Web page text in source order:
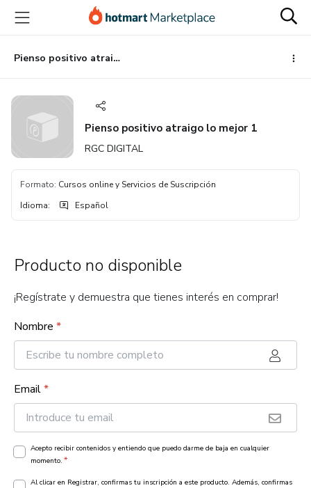
principal
página
de
página
Pienso positivo atraigo lo mejor 1
Pienso positivo atraigo lo mejor 1
RGC DIGITAL
Formato: Cursos online y Servicios de Suscripción
Idioma: Español
Producto no disponible
¡Regístrate y demuestra que tienes interés en comprar!
Nombre *
Email*
Acepto recibir contenidos y entiendo que puedo darme de baja en cualquier
momento. *
Al clicar en Registrar, confirmas tu inscripción a este producto. Además, confirmas